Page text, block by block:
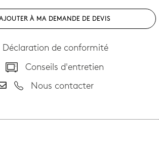
À MA DEMANDE DE DEVIS
Déclaration de conformité
Conseils d'entretien
Nous contacter